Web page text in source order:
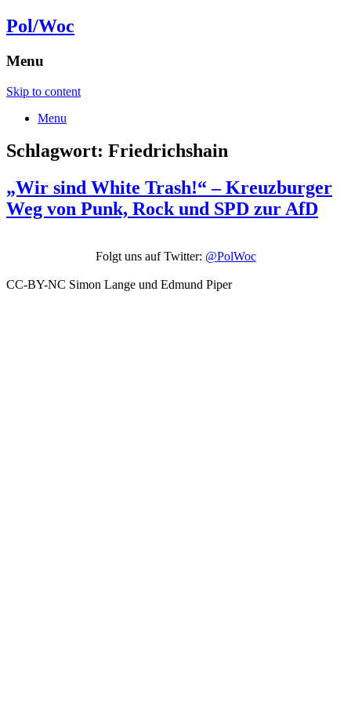
Pol/Woc
Menu
Skip to content
Menu
Schlagwort: Friedrichshain
„Wir sind White Trash!“ – Kreuzburger
Weg von Punk, Rock und SPD zur AfD
Folgt uns auf Twitter: @PolWoc
CC-BY-NC Simon Lange und Edmund Piper